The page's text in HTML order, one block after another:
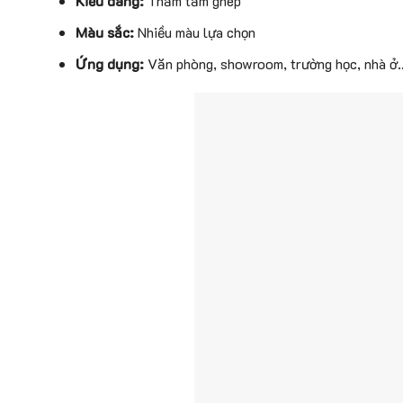
Màu sắc:Nhiều màu lựa chọn
Ứng dụng:Văn phòng, showroom, trường học, nhà